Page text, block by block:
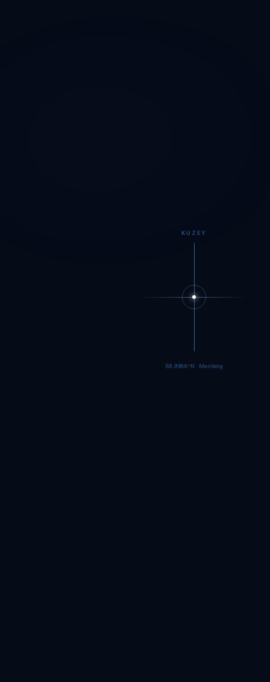
KUZEY
89.9984°N · Meritking